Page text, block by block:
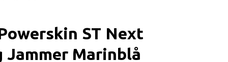
ST Next
Jammer Marinblå